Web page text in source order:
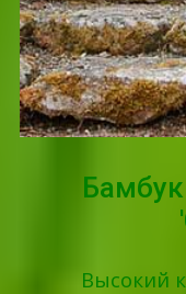
Высокий